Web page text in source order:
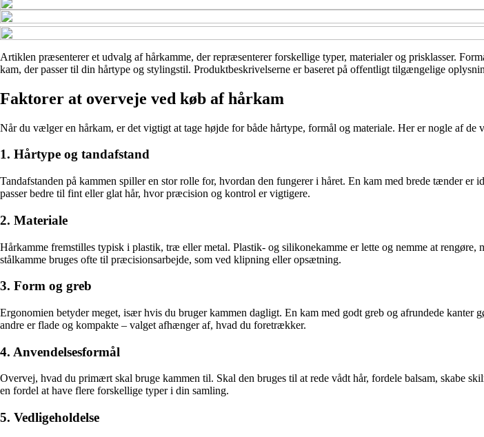
Artiklen præsenterer et udvalg af hårkamme, der repræsenterer forskellige typer, materialer og prisklasser.
kam, der passer til din hårtype og stylingstil. Produktbeskrivelserne er baseret på offentligt tilgængelige
Faktorer at overveje ved køb af hårkam
Når du vælger en hårkam, er det vigtigt at tage højde for både hårtype, formål og materiale. Her er nogle af de
1. Hårtype og tandafstand
Tandafstanden på kammen spiller en stor rolle for, hvordan den fungerer i håret. En kam med brede tænder
passer bedre til fint eller glat hår, hvor præcision og kontrol er vigtigere.
2. Materiale
Hårkamme fremstilles typisk i plastik, træ eller metal. Plastik- og silikonekamme er lette og nemme at
stålkamme bruges ofte til præcisionsarbejde, som ved klipning eller opsætning.
3. Form og greb
Ergonomien betyder meget, især hvis du bruger kammen dagligt. En kam med godt greb og afrundede kanter
andre er flade og kompakte – valget afhænger af, hvad du foretrækker.
4. Anvendelsesformål
Overvej, hvad du primært skal bruge kammen til. Skal den bruges til at rede vådt hår, fordele balsam, skabe
en fordel at have flere forskellige typer i din samling.
5. Vedligeholdelse